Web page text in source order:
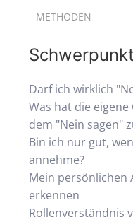
METHODEN
Darf ich wirklich
Was hat die
dem "Nein sagen"
Bin ich nur gut,
annehme?
Mein persönlichen
erkennen
Rollenverständnis